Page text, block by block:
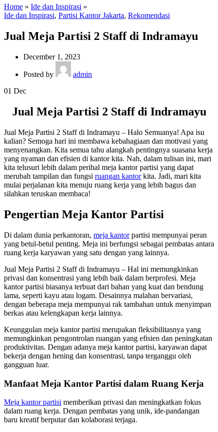
Home » Ide dan Inspirasi »
Ide dan Inspirasi, Partisi Kantor Jakarta, Rekomendasi
Jual Meja Partisi 2 Staff di Indramayu
December 1, 2023
Posted by
admin
01 Dec
Jual Meja Partisi 2 Staff di Indramayu
Jual Meja Partisi 2 Staff di Indramayu – Halo Semuanya! Apa isu
kalian? Semoga hari ini membawa kebahagiaan dan motivasi yang
menyenangkan. Kita semua tahu alangkah pentingnya suasana kerja
yang nyaman dan efisien di kantor kita. Nah, dalam tulisan ini, mari
kita telusuri lebih dalam perihal meja kantor partisi yang dapat
merubah tampilan dan fungsi ruangan kantorkita. Jadi, mari kita
mulai perjalanan kita menuju ruang kerja yang lebih bagus dan
silahkan teruskan membaca!
Pengertian Meja Kantor Partisi
Di dalam dunia perkantoran, meja kantorpartisi mempunyai peran
yang betul-betul penting. Meja ini berfungsi sebagai pembatas antara
ruang kerja karyawan yang satu dengan yang lainnya.
Jual Meja Partisi 2 Staff di Indramayu – Hal ini memungkinkan
privasi dan konsentrasi yang lebih baik dalam berprofesi. Meja
kantor partisi biasanya terbuat dari bahan yang kuat dan bendung
lama, seperti kayu atau logam. Desainnya malahan bervariasi,
dengan beberapa meja mempunyai rak tambahan untuk menyimpan
berkas atau kelengkapan kerja lainnya.
Keunggulan meja kantor partisi merupakan fleksibilitasnya yang
memungkinkan pengontrolan ruangan yang efisien dan peningkatan
produktivitas. Dengan adanya meja kantor partisi, karyawan dapat
bekerja dengan hening dan konsentrasi, tanpa terganggu oleh
gangguan luar.
Manfaat Meja Kantor Partisi dalam Ruang Kerja
Meja kantor partisi memberikan privasi dan meningkatkan fokus
dalam ruang kerja. Dengan pembatas yang unik, ide-pandangan
baru kreatif berputar dan kolaborasi terjaga.